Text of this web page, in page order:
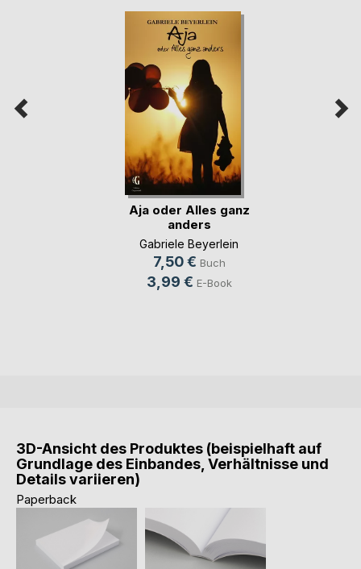
Aja oder Alles ganz
anders
Gabriele Beyerlein
7,50 € Buch
3,99 € E-Book
3D-Ansicht des Produktes (beispielhaft auf
Grundlage des Einbandes, Verhältnisse und
Details variieren)
Paperback